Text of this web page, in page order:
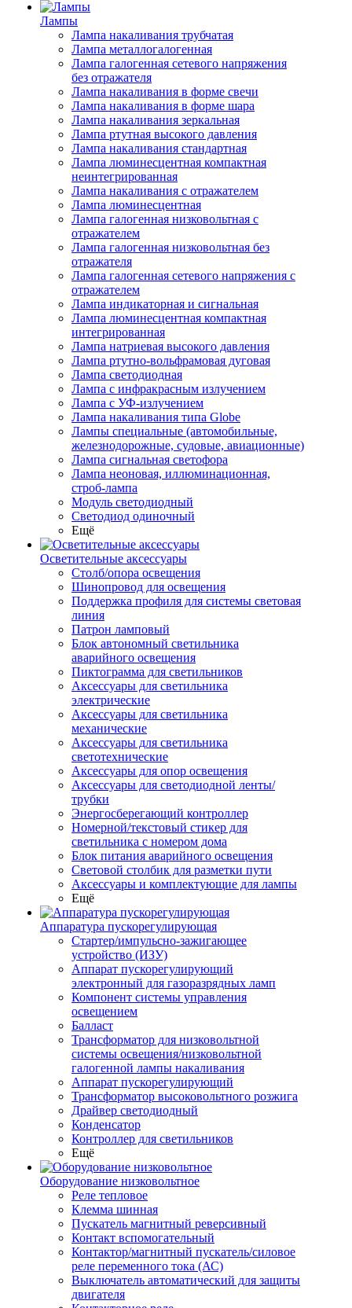
Лампы
Лампа накаливания трубчатая
Лампа металлогалогенная
Лампа галогенная сетевого напряжения
без отражателя
Лампа накаливания в форме свечи
Лампа накаливания в форме шара
Лампа накаливания зеркальная
Лампа ртутная высокого давления
Лампа накаливания стандартная
Лампа люминесцентная компактная
неинтегрированная
Лампа накаливания с отражателем
Лампа люминесцентная
Лампа галогенная низковольтная с
отражателем
Лампа галогенная низковольтная без
отражателя
Лампа галогенная сетевого напряжения с
отражателем
Лампа индикаторная и сигнальная
Лампа люминесцентная компактная
интегрированная
Лампа натриевая высокого давления
Лампа ртутно-вольфрамовая дуговая
Лампа светодиодная
Лампа с инфракрасным излучением
Лампа с УФ-излучением
Лампа накаливания типа Globe
Лампы специальные (автомобильные,
железнодорожные, судовые, авиационные)
Лампа сигнальная светофора
Лампа неоновая, иллюминационная,
строб-лампа
Модуль светодиодный
Светодиод одиночный
Ещё
Осветительные аксессуары
Столб/опора освещения
Шинопровод для освещения
Поддержка профиля для системы световая
линия
Патрон ламповый
Блок автономный светильника
аварийного освещения
Пиктограмма для светильников
Аксессуары для светильника
электрические
Аксессуары для светильника
механические
Аксессуары для светильника
светотехнические
Аксессуары для опор освещения
Аксессуары для светодиодной ленты/
трубки
Энергосберегающий контроллер
Номерной/текстовый стикер для
светильника с номером дома
Блок питания аварийного освещения
Световой столбик для разметки пути
Аксессуары и комплектующие для лампы
Ещё
Аппаратура пускорегулирующая
Стартер/импульсно-зажигающее
устройство (ИЗУ)
Аппарат пускорегулирующий
электронный для газоразрядных ламп
Компонент системы управления
освещением
Балласт
Трансформатор для низковольтной
системы освещения/низковольтной
галогенной лампы накаливания
Аппарат пускорегулирующий
Трансформатор высоковольтного розжига
Драйвер светодиодный
Конденсатор
Контроллер для светильников
Ещё
Оборудование низковольтное
Реле тепловое
Клемма шинная
Пускатель магнитный реверсивный
Контакт вспомогательный
Контактор/магнитный пускатель/силовое
реле переменного тока (АС)
Выключатель автоматический для защиты
двигателя